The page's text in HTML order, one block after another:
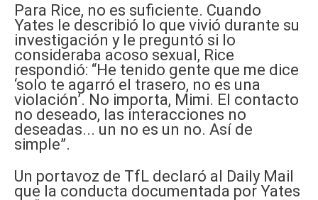
Para Rice, no es suficiente. Cuando
Yates le describió lo que vivió durante su
investigación y le preguntó si lo
consideraba acoso sexual, Rice
respondió: “He tenido gente que me dice
‘solo te agarró el trasero, no es una
violación’. No importa, Mimi. El contacto
no deseado, las interacciones no
deseadas... un no es un no. Así de
simple”.
Un portavoz de TfL declaró al Daily Mail
que la conducta documentada por Yates